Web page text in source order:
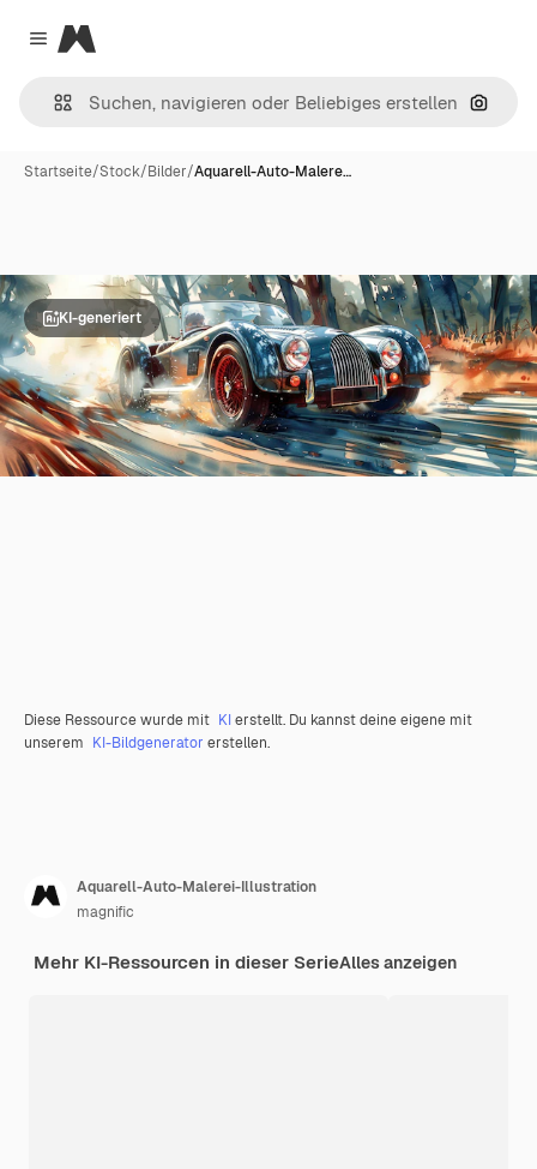
Close menu
Magnific
Nach
Startseite/Stock/Bilder/Aquarell-Auto-Malere…
KI-generiert
Diese Ressource wurde mit KIerstellt. Du kannst deine eigene mit
unserem KI-Bildgenerator erstellen.
Aquarell-Auto-Malerei-Illustration
magnific
Mehr KI-Ressourcen in dieser SerieAlles anzeigen